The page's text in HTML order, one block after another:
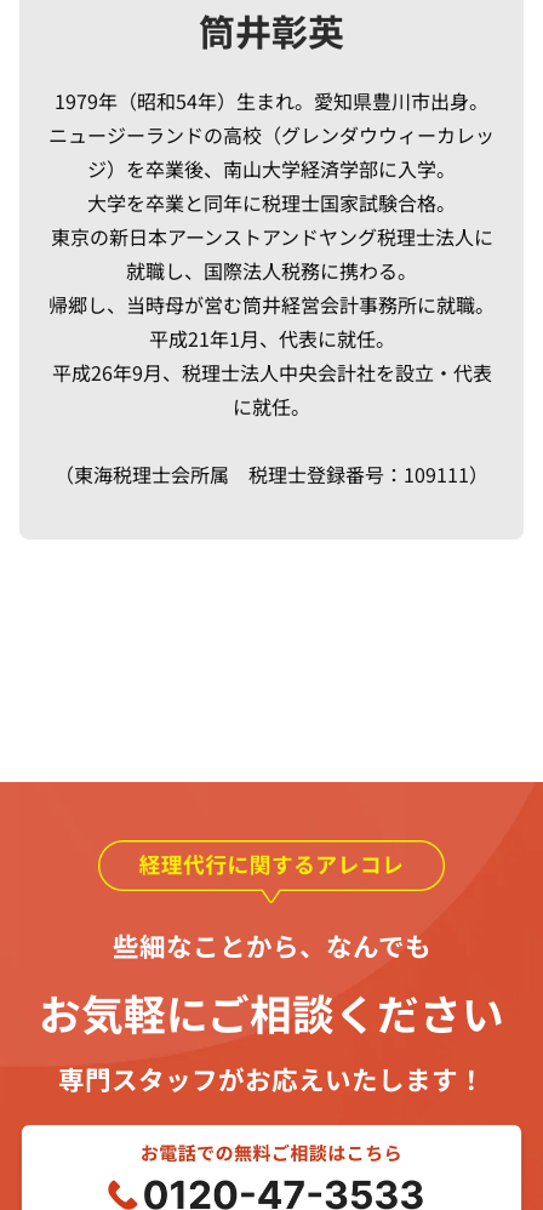
筒井彰英
1979年（昭和54年）生まれ。愛知県豊川市出身。
ニュージーランドの高校（グレンダウウィーカレッ
ジ）を卒業後、南山大学経済学部に入学。
大学を卒業と同年に税理士国家試験合格。
東京の新日本アーンストアンドヤング税理士法人に
就職し、国際法人税務に携わる。
帰郷し、当時母が営む筒井経営会計事務所に就職。
平成21年1月、代表に就任。
平成26年9月、税理士法人中央会計社を設立・代表
に就任。
（東海税理士会所属 税理士登録番号：109111）
些細なことから、なんでも
お気軽にご相談ください
専門スタッフがお応えいたします！